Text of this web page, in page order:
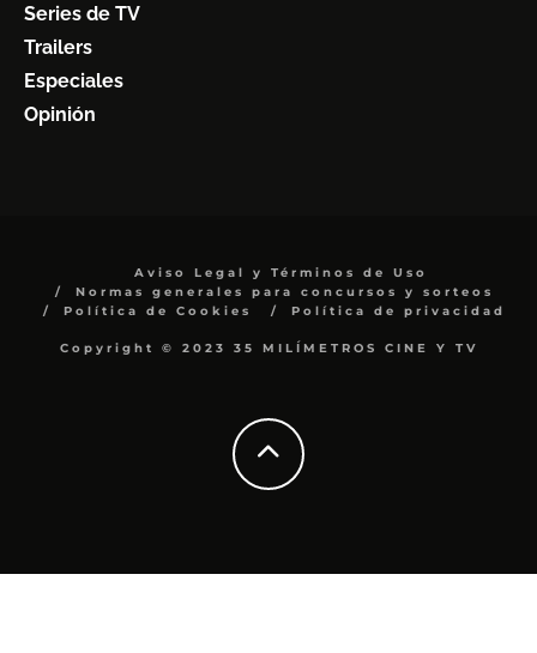
Series de TV
Trailers
Especiales
Opinión
Aviso Legal y Términos de Uso
Normas generales para concursos y sorteos
Política de Cookies
Política de privacidad
Copyright © 2023 35 MILÍMETROS CINE Y TV